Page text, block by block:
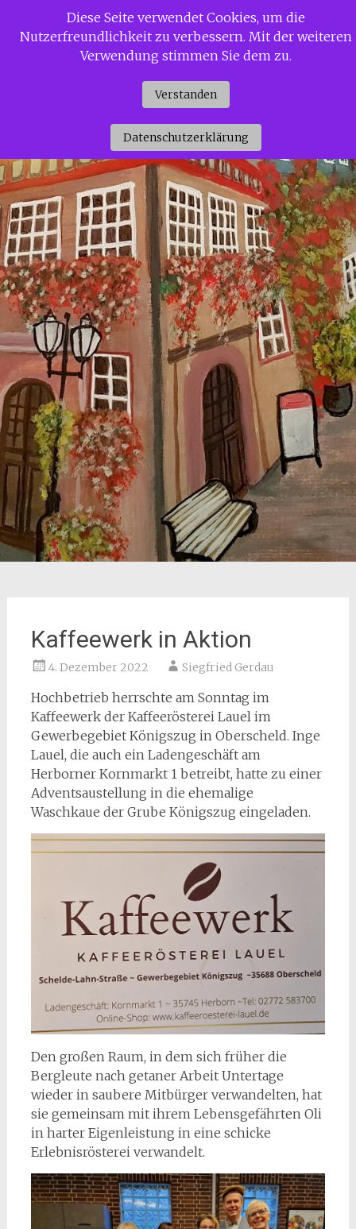
InhaltSiggi Gerdaus Welt
Kaffeewerk in Aktion
4. Dezember 2022 Siegfried Gerdau
Hochbetrieb herrschte am Sonntag im
Kaffeewerk der Kaffeerösterei Lauel im
Gewerbegebiet Königszug in Oberscheld. Inge
Lauel, die auch ein Ladengeschäft am
Herborner Kornmarkt 1 betreibt, hatte zu einer
Adventsaustellung in die ehemalige
Waschkaue der Grube Königszug eingeladen.
Den großen Raum, in dem sich früher die
Bergleute nach getaner Arbeit Untertage
wieder in saubere Mitbürger verwandelten, hat
sie gemeinsam mit ihrem Lebensgefährten Oli
in harter Eigenleistung in eine schicke
Erlebnisrösterei verwandelt.
Diese Seite verwendet Cookies, um die
Nutzerfreundlichkeit zu verbessern. Mit der weiteren
Verwendung stimmen Sie dem zu.
Verstanden
Datenschutzerklärung